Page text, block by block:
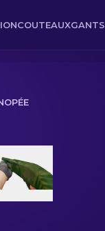
COUTEAUXGANTS